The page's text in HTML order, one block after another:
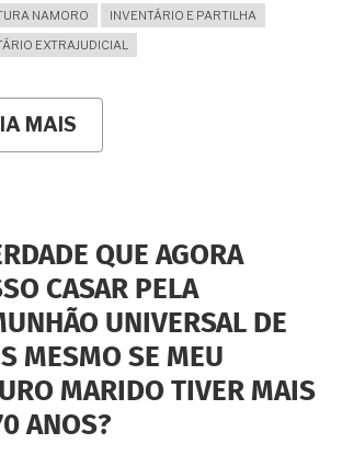
NAMORO
INVENTÁRIO E PARTILHA
EXTRAJUDICIAL
MAIS
NAMORÁVAMOS
COM
CONTRATO
DE
NAMORO)
MAS
MEU
NAMORADO
FALECEU.
E
AGORA?
TENHO
QUE AGORA
CASAR PELA
UNIVERSAL DE
MESMO SE MEU
MARIDO TIVER MAIS
ANOS?